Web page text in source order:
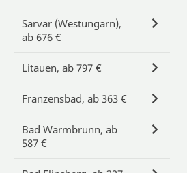
Sarvar (Westungarn),
ab 676 €
Litauen, ab 797 €
Franzensbad, ab 363 €
Bad Warmbrunn, ab
587 €